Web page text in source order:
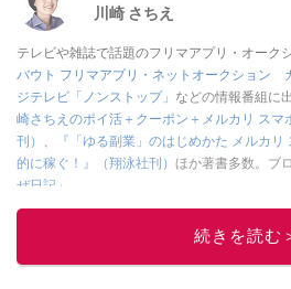
川崎 さちえ
テレビや雑誌で話題のフリマアプリ・オーク
バウト フリマアプリ・ネットオークション
ジテレビ「ノンストップ」 などの情報番組に出
崎さちえのポイ活＋クーポン＋メルカリ スマ
刊）
『「ゆる副業」のはじめかた メルカ
的に稼ぐ！』（翔泳社刊） ほか著書多数。ブ
ぜ日記」
■経歴：2003年、夫が子育てをするために、
給料が０円になり、家にいながら、しかも空
続きを読む